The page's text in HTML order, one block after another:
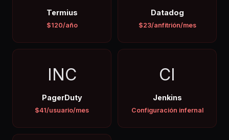
Termius
$120/año
Datadog
$23/anfitrión/mes
INC
PagerDuty
$41/usuario/mes
CI
Jenkins
Configuración infernal